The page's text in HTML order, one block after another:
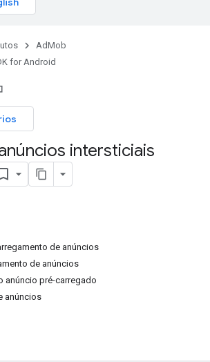
AdMob
for Android
intersticiais
de anúncios
de anúncios
anúncio pré-carregado
anúncios